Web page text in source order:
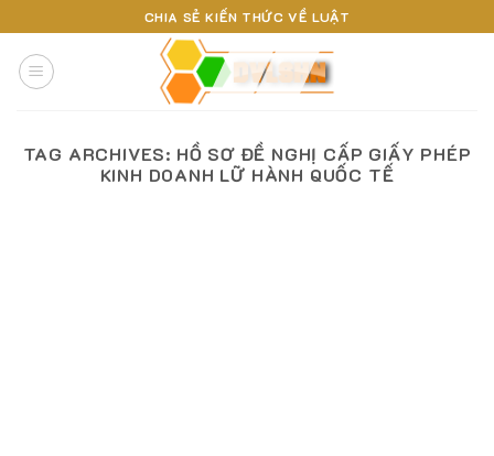
to
content
CHIA SẺ KIẾN THỨC VỀ LUẬT
TAG ARCHIVES: HỒ SƠ ĐỀ NGHỊ CẤP GIẤY PHÉP
KINH DOANH LỮ HÀNH QUỐC TẾ